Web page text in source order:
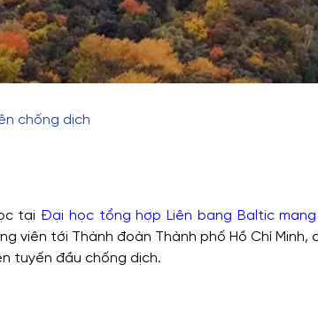
chống dịch
tại Đại học tổng hợp Liên bang Baltic
viên tới Thành đoàn Thành phố Hồ Chí Minh,
tuyến đầu chống dịch.